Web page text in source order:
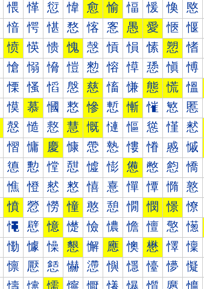
愄 愅 愆 愇 愈 愉 愊 愋 愌 愍
愔 愕 愖 愗 愘 愙 愚 愛 愜 愝
愤 愥 愦 愧 愨 愩 愪 愫 愬 愭
愴 愵 愶 愷 愸 愹 愺 愻 愼 愽
慄 慅 慆 慇 慈 慉 慊 態 慌 慍
慔 慕 慖 慗 慘 慙 慚 慛 慜 慝
慤 慥 慦 慧 慨 慩 慪 慫 慬 慭
慴 慵 慶 慷 慸 慹 慺 慻 慼 慽
憄 憅 憆 憇 憈 憉 憊 憋 憌 憍
憔 憕 憖 憗 憘 憙 憚 憛 憜 憝
憤 憥 憦 憧 憨 憩 憪 憫 憬 憭
憴 憵 憶 憷 憸 憹 憺 憻 憼 憽
懄 懅 懆 懇 懈 應 懊 懋 懌 懍
懔 懕 懖 懗 懘 懙 懚 懛 懜 懝
懤 懥 懦 懧 懨 懩 懪 懫 懬 懭